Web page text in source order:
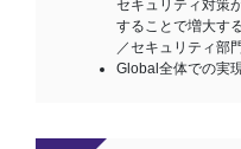
セキュリティ対策
することで増大す
／セキュリティ部門
Global全体での実